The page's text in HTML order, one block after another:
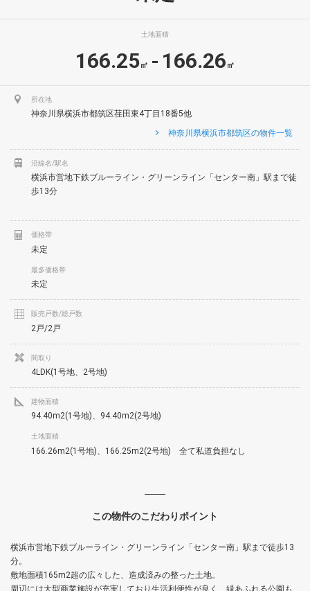
土地面積
166.25㎡ - 166.26 ㎡
所在地
神奈川県横浜市都筑区荏田東4丁目18番5他
神奈川県横浜市都筑区の物件一覧
沿線名/駅名
横浜市営地下鉄ブルーライン・グリーンライン「センター南」駅まで徒
歩13分
価格帯
未定
最多価格帯
未定
販売戸数/総戸数
2戸/2戸
間取り
4LDK(1号地、2号地)
建物面積
94.40m2(1号地)、94.40m2(2号地)
土地面積
166.26m2(1号地)、166.25m2(2号地) 全て私道負担なし
この物件のこだわりポイント
横浜市営地下鉄ブルーライン・グリーンライン「センター南」駅まで徒歩13
分。
敷地面積165m2超の広々した、造成済みの整った土地。
周辺には大型商業施設が充実しており生活利便性が良く、緑あふれる公園も